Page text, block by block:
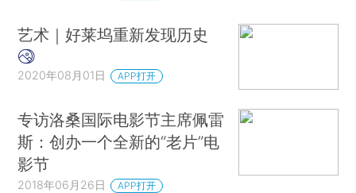
艺术｜好莱坞重新发现历史
2020年08月01日 APP打开
专访洛桑国际电影节主席佩雷
斯：创办一个全新的“老片”电
影节
2018年06月26日 APP打开